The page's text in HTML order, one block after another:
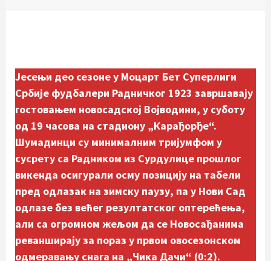
Јесењи део сезоне у Моцарт Бет Суперлиги
Србије фудбалери Радничког 1923 завршавају
гостовањем новосадској Војводини, у суботу
од 19 часова на стадиону „Карађорђе“.
Шумадинци су минималним тријумфом у
сусрету са Радником из Сурдулице прошлог
викенда осигурали осму позицију на табели
пред одлазак на зимску паузу, па у Нови Сад
одлазе без већег резултатског оптерећења,
али са огромном жељом да се Новосађанима
реванширају за пораз у првом овосезонском
одмеравању снага на „Чика Дачи“ (0:2).